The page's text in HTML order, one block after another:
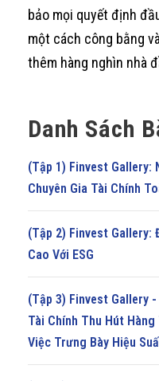
bảo mọi quyết định
một cách công bằng
thêm hàng nghìn nhà
Danh Sách
(Tập 1) Finvest Gallery:
Chuyên Gia Tài Chính
(Tập 2) Finvest Gallery:
Cao Với ESG
(Tập 3) Finvest Gallery
Tài Chính Thu Hút
Việc Trưng Bày Hiệu